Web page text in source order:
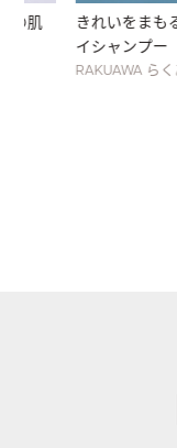
きれいをまもる、泡ド
イシャンプー
RAKUAWA らくあわ